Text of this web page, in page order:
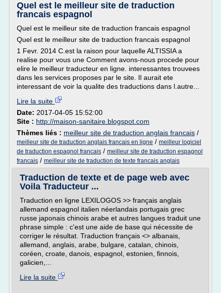
Quel est le meilleur site de traduction
francais espagnol
Quel est le meilleur site de traduction francais espagnol
Quel est le meilleur site de traduction francais espagnol
1 Fevr. 2014 C.est la raison pour laquelle ALTISSIA a
realise pour vous une Comment avons-nous procede pour
elire le meilleur traducteur en ligne. interessantes trouvees
dans les services proposes par le site. Il aurait ete
interessant de voir la qualite des traductions dans l.autre...
Lire la suite
Date: 2017-04-05 15:52:00
Site : http://maison-sanitaire.blogspot.com
Thèmes liés : meilleur site de traduction anglais francais /
meilleur site de traduction anglais francais en ligne / meilleur logiciel
de traduction espagnol francais / meilleur site de traduction espagnol
francais / meilleur site de traduction de texte francais anglais
Traduction de texte et de page web avec
Voila Traducteur ...
Traduction en ligne LEXILOGOS >> français anglais
allemand espagnol italien néerlandais portugais grec
russe japonais chinois arabe et autres langues traduit une
phrase simple : c'est une aide de base qui nécessite de
corriger le résultat. Traduction français <> albanais,
allemand, anglais, arabe, bulgare, catalan, chinois,
coréen, croate, danois, espagnol, estonien, finnois,
galicien,...
Lire la suite